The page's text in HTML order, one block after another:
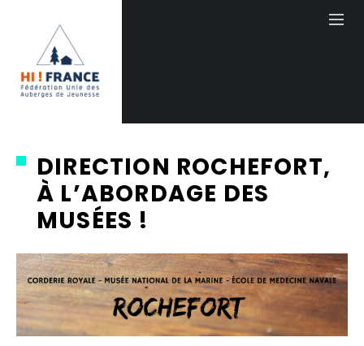
DIRECTION ROCHEFORT,
À L’ABORDAGE DES
MUSÉES !